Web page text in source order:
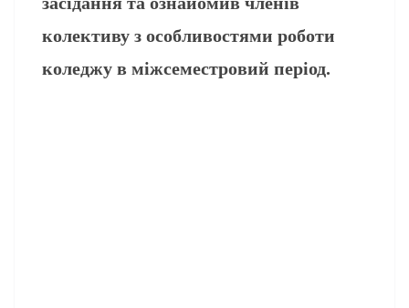
колективу з особливостями роботи
коледжу в міжсеместровий період.